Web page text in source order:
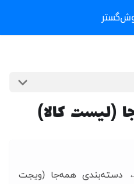
(لیست کالا)
دسته‌بندی همه‌جا (ویجت